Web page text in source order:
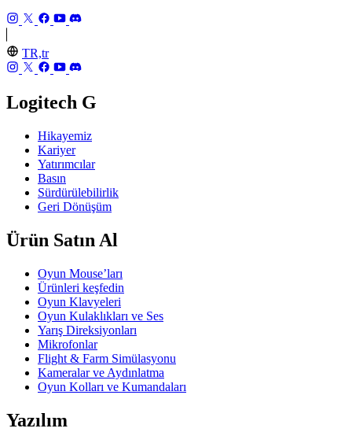
TR,tr
Logitech G
Hikayemiz
Kariyer
Yatırımcılar
Basın
Sürdürülebilirlik
Geri Dönüşüm
Ürün Satın Al
Oyun Mouse’ları
Ürünleri keşfedin
Oyun Klavyeleri
Oyun Kulaklıkları ve Ses
Yarış Direksiyonları
Mikrofonlar
Flight & Farm Simülasyonu
Kameralar ve Aydınlatma
Oyun Kolları ve Kumandaları
Yazılım